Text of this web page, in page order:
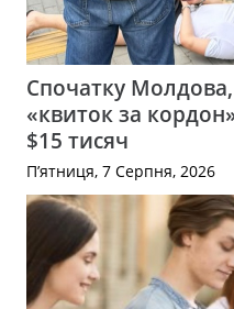
Спочатку
«квиток за
$15 тисяч
П’ятниця, 7 Серпня, 2026